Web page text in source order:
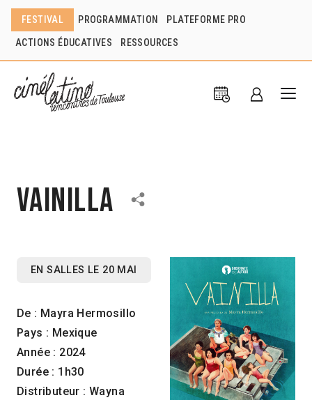
FESTIVAL PROGRAMMATION PLATEFORME PRO
ACTIONS ÉDUCATIVES RESSOURCES
Vainilla
EN SALLES LE 20 MAI
De : Mayra Hermosillo
Pays : Mexique
Année : 2024
Durée : 1h30
Distributeur : Wayna